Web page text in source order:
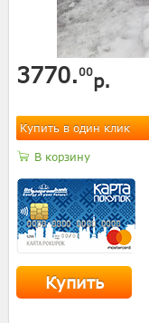
3770.00р.
Купить в один клик
В корзину
Купить